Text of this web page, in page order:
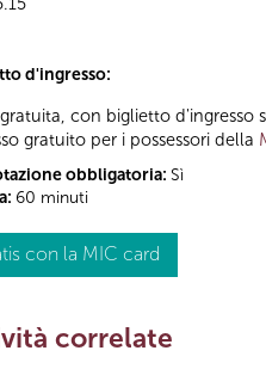
d'ingresso:
con biglietto d'ingresso
gratuito per i possessori della
obbligatoria: Sì
60 minuti
con la MIC card
correlate